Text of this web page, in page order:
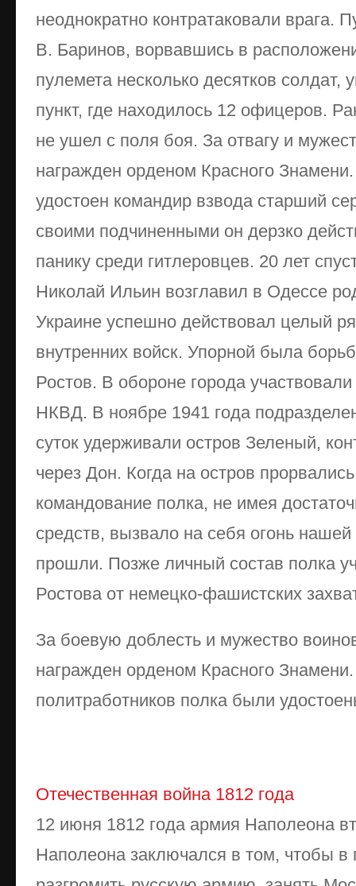
неоднократно контратаковали врага.
В. Баринов, ворвавшись в
пулемета несколько десятков солдат,
пункт, где находилось 12 офицеров.
не ушел с поля боя. За отвагу и
награжден орденом Красного
удостоен командир взвода старший
своими подчиненными он дерзко
панику среди гитлеровцев. 20 лет
Николай Ильин возглавил в Одессе
Украине успешно действовал целый
внутренних войск. Упорной была
Ростов. В обороне города
НКВД. В ноябре 1941 года
суток удерживали остров Зеленый,
через Дон. Когда на остров
командование полка, не имея
средств, вызвало на себя огонь
прошли. Позже личный состав полка
Ростова от немецко-фашистских
За боевую доблесть и мужество
награжден орденом Красного
политработников полка были
Отечественная война 1812 года
12 июня 1812 года армия Наполеона
Наполеона заключался в том, чтобы в